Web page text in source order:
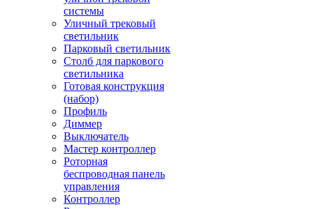
системы
Уличный трековый
светильник
Парковый светильник
Столб для паркового
светильника
Готовая конструкция
(набор)
Профиль
Диммер
Выключатель
Мастер контроллер
Роторная
беспроводная панель
управления
Контроллер